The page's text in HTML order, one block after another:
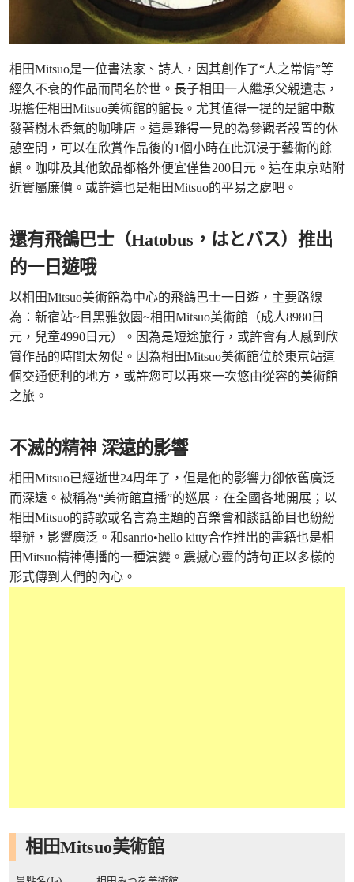
相田Mitsuo是一位書法家、詩人，因其創作了“人之常情”等
經久不衰的作品而聞名於世。長子相田一人繼承父親遺志，
現擔任相田Mitsuo美術館的館長。尤其值得一提的是館中散
發著樹木香氣的咖啡店。這是難得一見的為參觀者設置的休
憩空間，可以在欣賞作品後的1個小時在此沉浸于藝術的餘
韻。咖啡及其他飲品都格外便宜僅售200日元。這在東京站附
近實屬廉價。或許這也是相田Mitsuo的平易之處吧。
還有飛鴿巴士（Hatobus，はとバス）推出
的一日遊哦
以相田Mitsuo美術館為中心的飛鴿巴士一日遊，主要路線
為：新宿站~目黑雅敘園~相田Mitsuo美術館（成人8980日
元，兒童4990日元）。因為是短途旅行，或許會有人感到欣
賞作品的時間太匆促。因為相田Mitsuo美術館位於東京站這
個交通便利的地方，或許您可以再來一次悠由從容的美術館
之旅。
不滅的精神 深遠的影響
相田Mitsuo已經逝世24周年了，但是他的影響力卻依舊廣泛
而深遠。被稱為“美術館直播”的巡展，在全國各地開展；以
相田Mitsuo的詩歌或名言為主題的音樂會和談話節目也紛紛
舉辦，影響廣泛。和sanrio•hello kitty合作推出的書籍也是相
田Mitsuo精神傳播的一種演變。震撼心靈的詩句正以多樣的
形式傳到人們的內心。
相田Mitsuo美術館